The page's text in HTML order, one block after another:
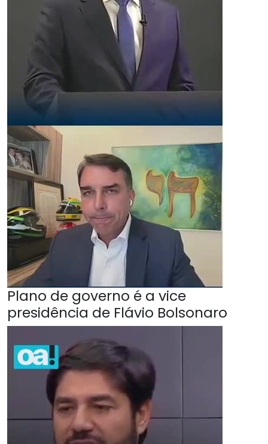
Plano de governo é a vice
presidência de Flávio Bolsonaro